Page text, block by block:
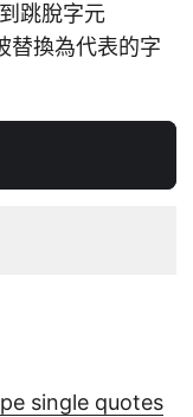
跳脫字元
替換為代表的字
single quotes